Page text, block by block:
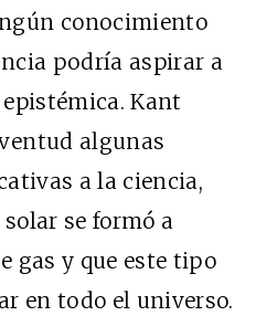
conocimiento
podría aspirar a
Kant
algunas
a la ciencia,
se formó a
gas y que este tipo
en todo el universo.